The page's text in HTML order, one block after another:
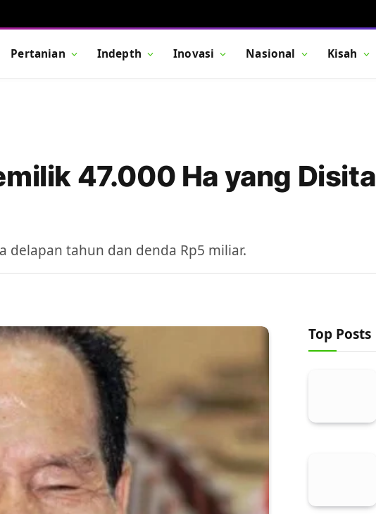
Pertanian Indepth Inovasi Nasional Kisah
47.000 Ha yang Disita
delapan tahun dan denda Rp5 miliar.
Top Posts